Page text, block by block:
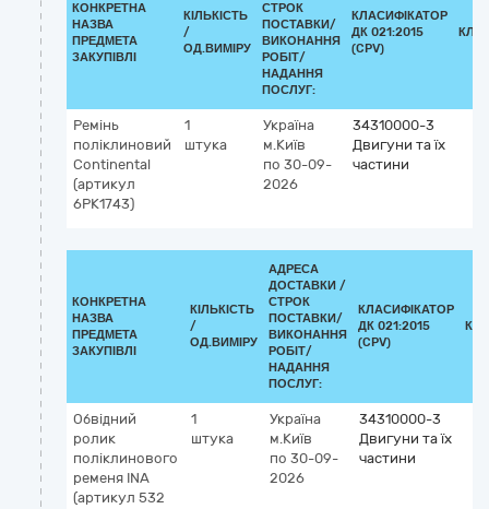
КОНКРЕТНА
НАЗВА
ПРЕДМЕТА
ЗАКУПІВЛІ
КІЛЬКІСТЬ
/
ОД.ВИМІРУ
СТРОК
ПОСТАВКИ/
ВИКОНАННЯ
РОБІТ/
НАДАННЯ
ПОСЛУГ:
КЛАСИФІКАТОР
ДК 021:2015
(CPV)
Ремінь
поліклиновий
Continental
(артикул
6PK1743)
1
штука
Україна
м.Київ
по 30-09-
2026
34310000-3
Двигуни та їх
частини
КОНКРЕТНА
НАЗВА
ПРЕДМЕТА
ЗАКУПІВЛІ
КІЛЬКІСТЬ
/
ОД.ВИМІРУ
АДРЕСА
ДОСТАВКИ /
СТРОК
ПОСТАВКИ/
ВИКОНАННЯ
РОБІТ/
НАДАННЯ
ПОСЛУГ:
КЛАСИФІКАТОР
ДК 021:2015
(CPV)
Обвідний
ролик
поліклинового
ременя INA
(артикул 532
1
штука
Україна
м.Київ
по 30-09-
2026
34310000-3
Двигуни та їх
частини